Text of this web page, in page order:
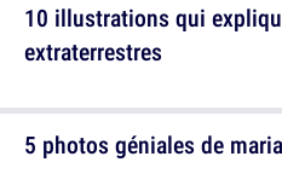
10 illustrations qui
extraterrestres